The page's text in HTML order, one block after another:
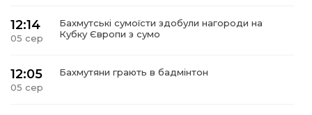
12:14
05 сер
Бахмутські сумоїсти здобули нагороди на
Кубку Європи з сумо
12:05
05 сер
Бахмутяни грають в бадмінтон